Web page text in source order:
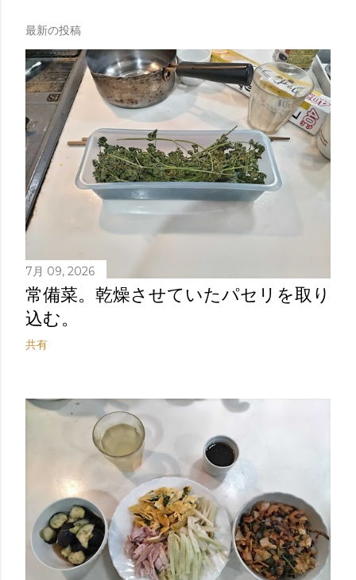
最新の投稿
7月 09, 2026
常備菜。乾燥させていたパセリを取り
込む。
共有